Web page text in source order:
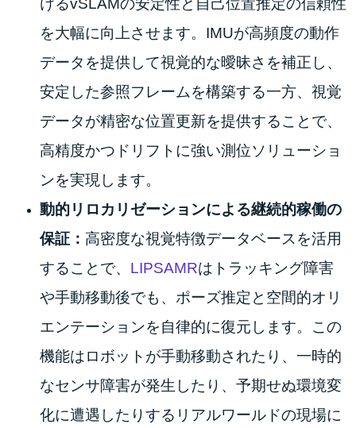
けるvSLAMの安定性と自己位置推定の信頼性
を大幅に向上させます。IMUが高頻度の動作
データを提供して視覚的な曖昧さを補正し、
安定した参照フレームを構築する一方、視覚
データが精密な位置更新を提供することで、
高精度かつドリフトに強い測位ソリューショ
ンを実現します。
動的リロカリゼーションによる継続的稼働の
保証： 高密度な視覚特徴データベースを活用
することで、 LIPSAMRはトラッキング障害
や手動移動後でも、ポーズ推定と空間的オリ
エンテーションを自律的に復元します。この
機能はロボットが手動移動されたり、一時的
なセンサ障害が発生したり、予期せぬ環境変
化に遭遇したりするリアルワールドの現場に